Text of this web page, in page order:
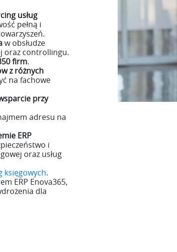
usług
pełną i
w obsłudze
oraz controllingu.
firm.
z różnych
na fachowe
przy
adresu na
ERP
i
oraz usług
księgowych.
ERP Enova365,
dla